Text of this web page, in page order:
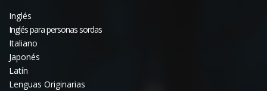
Inglés
Inglés para personas sordas
Italiano
Japonés
Latín
Lenguas Originarias